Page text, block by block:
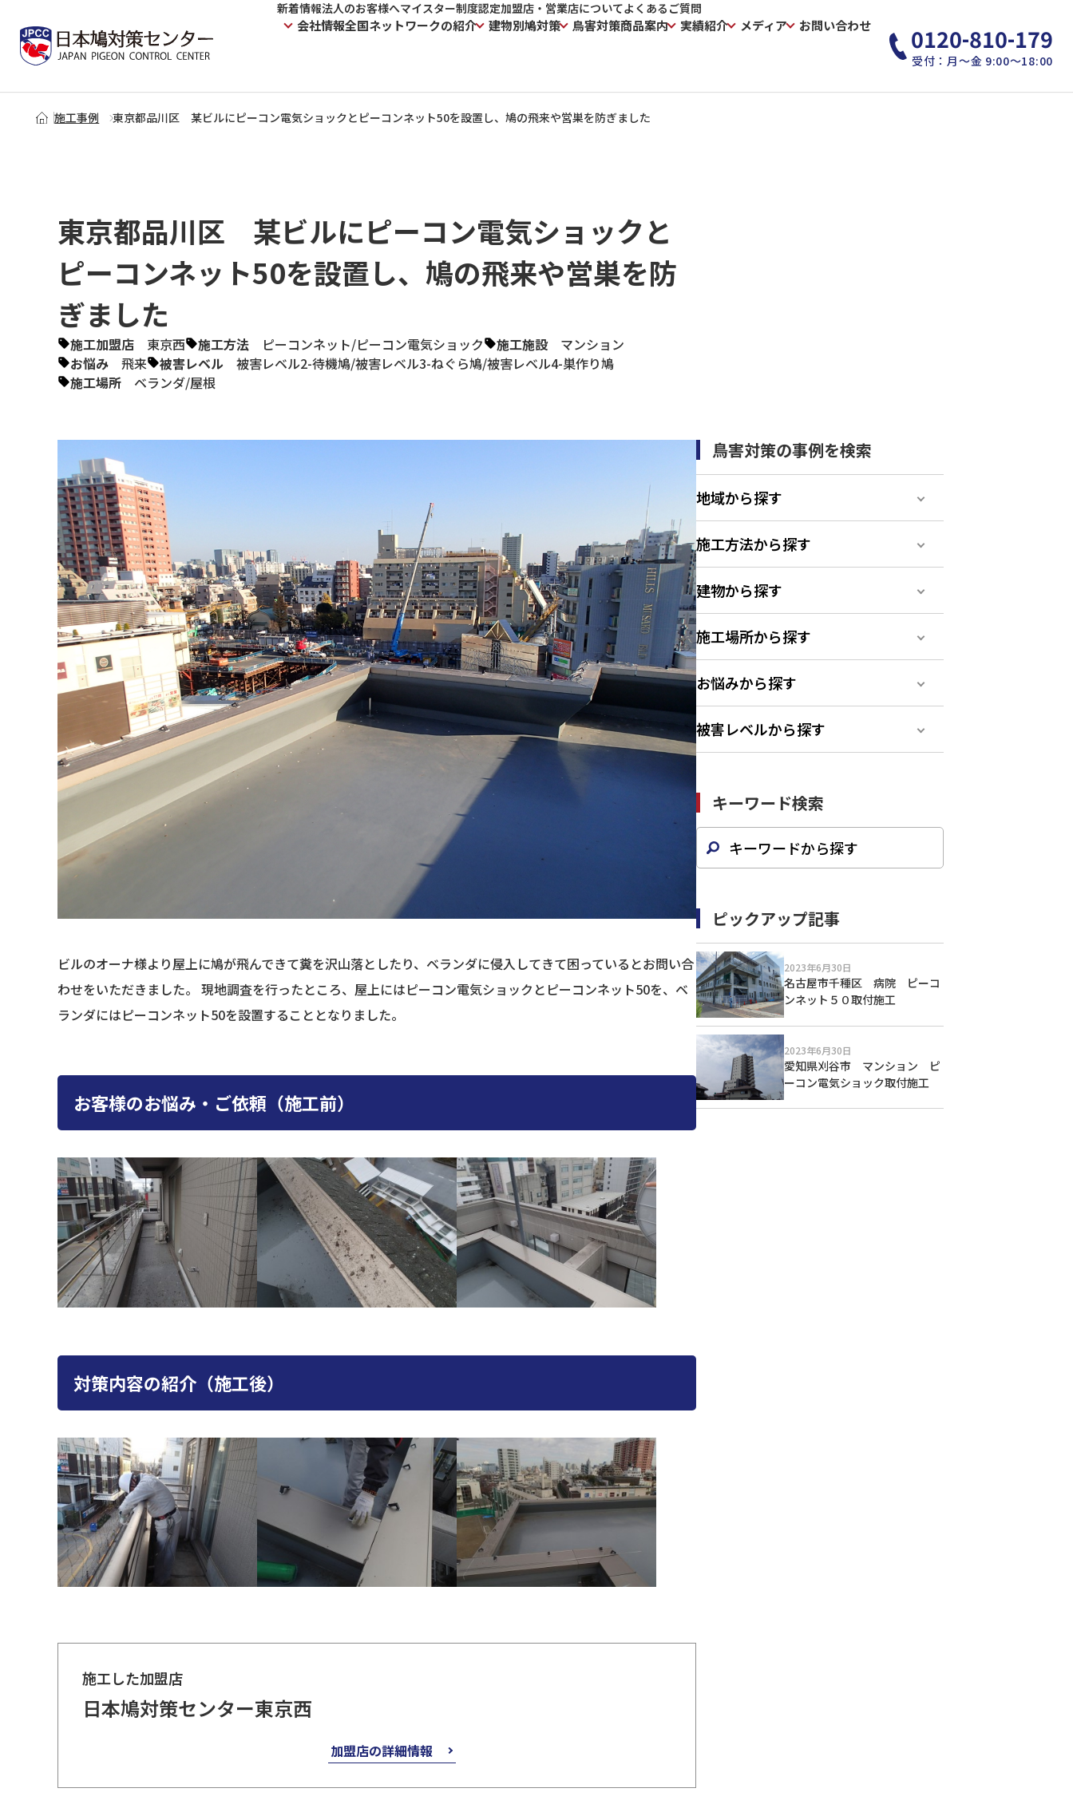
新着情報法人のお客様へマイスター制度認定加盟店・営業店についてよくあるご質問
会社情報全国ネットワークの紹介 建物別鳩対策 鳥害対策商品案内 実績紹介 メディア お問い合わせ 0120-810-179
受付：月～金 9:00～18:00
施工事例 東京都品川区 某ビルにピーコン電気ショックとピーコンネット50を設置し、鳩の飛来や営巣を防ぎました
東京都品川区 某ビルにピーコン電気ショックと
ピーコンネット50を設置し、鳩の飛来や営巣を防
ぎました
施工加盟店 東京西 施工方法 ピーコンネット/ピーコン電気ショック 施工施設
マンション
お悩み
飛来 被害レベル 被害レベル2-待機鳩/被害レベル3-ねぐら鳩/被害レベル4-巣作り鳩
施工場所
ベランダ/屋根
ビルのオーナ様より屋上に鳩が飛んできて糞を沢山落としたり、ベランダに侵入してきて困っているとお問い合
わせをいただきました。 現地調査を行ったところ、屋上にはピーコン電気ショックとピーコンネット50を、ベ
ランダにはピーコンネット50を設置することとなりました。
お客様のお悩み・ご依頼（施工前）
対策内容の紹介（施工後）
施工した加盟店
日本鳩対策センター東京西
加盟店の詳細情報
鳥害対策の事例を検索
地域から探す
施工方法から探す
建物から探す
施工場所から探す
お悩みから探す
被害レベルから探す
キーワード検索
ピックアップ記事
2023年6月30日
名古屋市千種区 病院 ピーコ
ンネット５０取付施工
2023年6月30日
愛知県刈谷市 マンション ピ
ーコン電気ショック取付施工